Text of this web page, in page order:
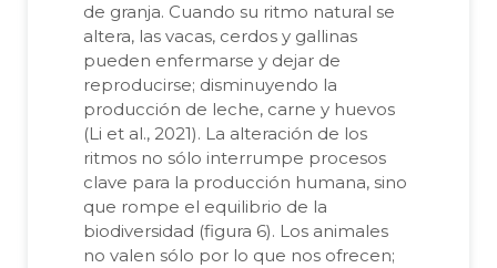
de granja. Cuando su ritmo natural se
altera, las vacas, cerdos y gallinas
pueden enfermarse y dejar de
reproducirse; disminuyendo la
producción de leche, carne y huevos
(Li et al., 2021). La alteración de los
ritmos no sólo interrumpe procesos
clave para la producción humana, sino
que rompe el equilibrio de la
biodiversidad (figura 6). Los animales
no valen sólo por lo que nos ofrecen;